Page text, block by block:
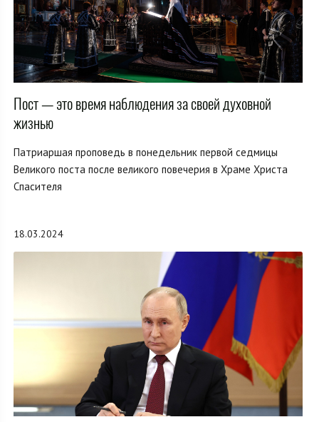
Пост — это время наблюдения за своей духовной
жизнью
Патриаршая проповедь в понедельник первой седмицы
Великого поста после великого повечерия в Храме Христа
Спасителя
18.03.2024